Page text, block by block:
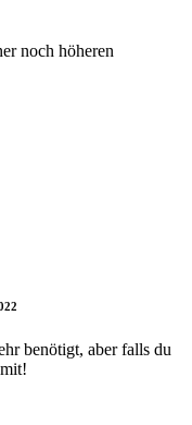
noch höheren
benötigt, aber falls du